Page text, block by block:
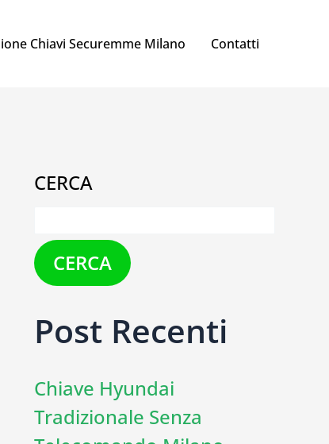
Chiavi Securemme Milano Contatti
CERCA
CERCA
Post Recenti
Chiave Hyundai
Tradizionale Senza